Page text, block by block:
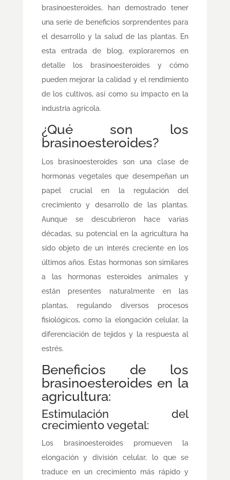
brasinoesteroides, han demostrado tener
una serie de beneficios sorprendentes para
el desarrollo y la salud de las plantas. En
esta entrada de blog, exploraremos en
detalle los brasinoesteroides y cómo
pueden mejorar la calidad y el rendimiento
de los cultivos, así como su impacto en la
industria agrícola.
¿Qué son los
brasinoesteroides?
Los brasinoesteroides son una clase de
hormonas vegetales que desempeñan un
papel crucial en la regulación del
crecimiento y desarrollo de las plantas.
Aunque se descubrieron hace varias
décadas, su potencial en la agricultura ha
sido objeto de un interés creciente en los
últimos años. Estas hormonas son similares
a las hormonas esteroides animales y
están presentes naturalmente en las
plantas, regulando diversos procesos
fisiológicos, como la elongación celular, la
diferenciación de tejidos y la respuesta al
estrés.
Beneficios de los
brasinoesteroides en la
agricultura:
Estimulación del
crecimiento vegetal:
Los brasinoesteroides promueven la
elongación y división celular, lo que se
traduce en un crecimiento más rápido y